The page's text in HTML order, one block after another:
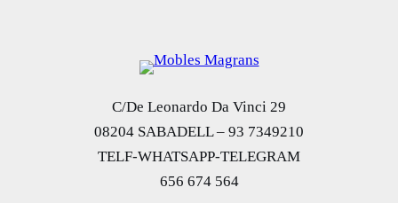
C/De Leonardo Da Vinci 29
08204 SABADELL – 93 7349210
TELF-WHATSAPP-TELEGRAM
656 674 564